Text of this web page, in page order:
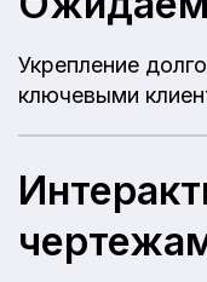
Укрепление
ключевыми